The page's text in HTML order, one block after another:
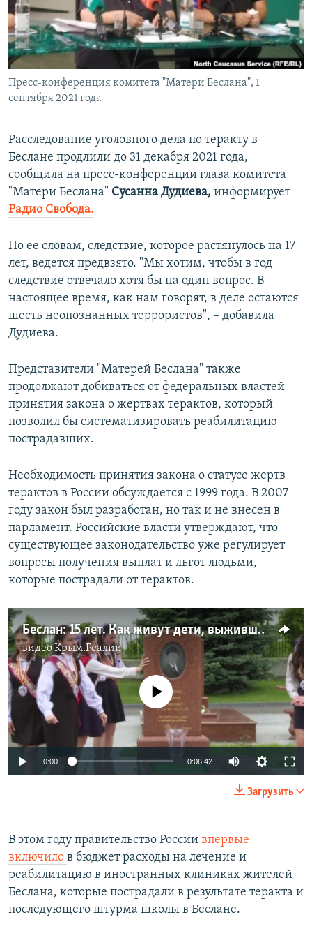
ПОБЕДИТЕЛЕЙ НЕ СУДЯТ?
КРЫМ.НЕПОКОРЕННЫЙ
УКРАИНСКАЯ ПРОБЛЕМА КРЫМА
ПРИСОЕДИНЯЙТЕСЬ!
Все сайты RFE/RL
Пресс-конференция комитета "Матери Беслана", 1
сентября 2021 года
Расследование уголовного дела по теракту в
Беслане продлили до 31 декабря 2021 года,
сообщила на пресс-конференции глава комитета
"Матери Беслана" Сусанна Дудиева, информирует
Радио Свобода.
По ее словам, следствие, которое растянулось на 17
лет, ведется предвзято. "Мы хотим, чтобы в год
следствие отвечало хотя бы на один вопрос. В
настоящее время, как нам говорят, в деле остаются
шесть неопознанных террористов", – добавила
Дудиева.
Представители "Матерей Беслана" также
продолжают добиваться от федеральных властей
принятия закона о жертвах терактов, который
позволил бы систематизировать реабилитацию
пострадавших.
Необходимость принятия закона о статусе жертв
терактов в России обсуждается с 1999 года. В 2007
году закон был разработан, но так и не внесен в
парламент. Российские власти утверждают, что
существующее законодательство уже регулирует
вопросы получения выплат и льгот людьми,
которые пострадали от терактов.
Беслан: 15 лет. Как живут дети, выжившие при захвате школы (видео)
видеоКрым.Реалии
No media source currently available
0:00 0:06:42
Загрузить
В этом году правительство России впервые
включило в бюджет расходы на лечение и
реабилитацию в иностранных клиниках жителей
Беслана, которые пострадали в результате теракта и
последующего штурма школы в Беслане.